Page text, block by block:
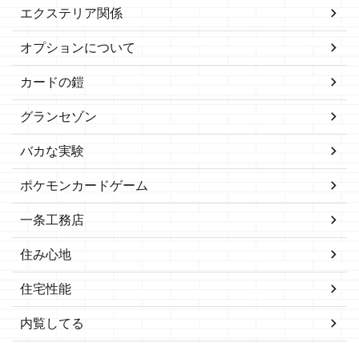
エクステリア関係
オプションについて
カードの鎧
グランセゾン
バカな実験
ポケモンカードゲーム
一条工務店
住み心地
住宅性能
内覧してる